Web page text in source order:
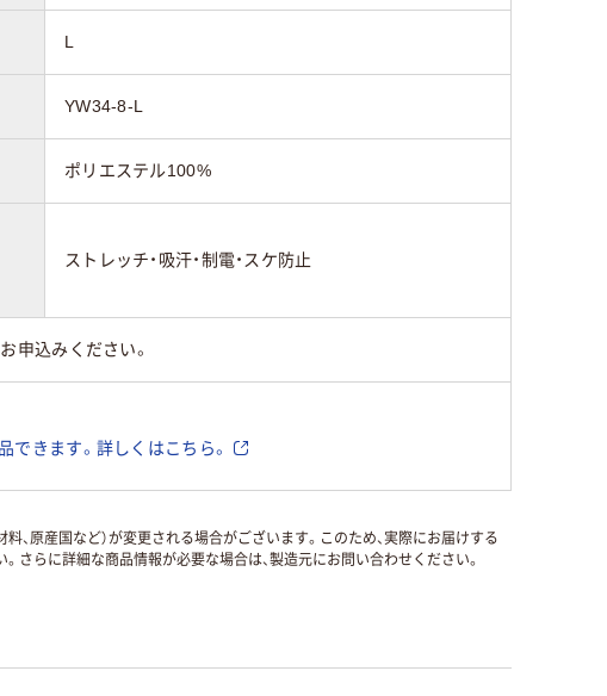
L
YW34-8-L
ポリエステル100%
ストレッチ・吸汗・制電・スケ防止
申込みください。
できます。詳しくはこちら。
、原産国など）が変更される場合がございます。このため、実際にお届けする
らに詳細な商品情報が必要な場合は、製造元にお問い合わせください。